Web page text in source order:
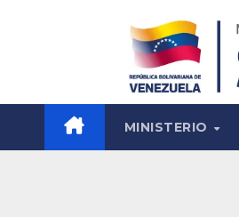
MINISTERIO